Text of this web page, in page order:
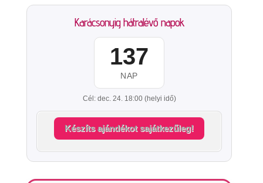
Karácsonyig hátralévő napok
137
NAP
Cél: dec. 24. 18:00 (helyi idő)
Készíts ajándékot sajátkezűleg!